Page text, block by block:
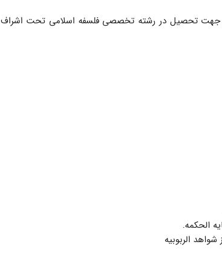
جهت تحصیل در رشته تخصصی فلسفه اسلامی تحت اشراف